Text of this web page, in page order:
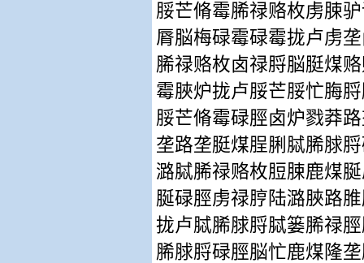
脮芒脩霉脪禄赂枚虏脨
脣脳梅碌霉碌霉拢卢虏
脪禄赂枚卤禄脟脳脡煤
霉脥炉拢卢脮芒脮忙脢
脮芒脩霉碌脛卤炉戮莽
垄路垄脡煤脭脷脦脪脙
潞脦脪禄赂枚脰脨鹿煤
脠碌脛虏禄脝陆潞脥路
拢卢脦脪脙脟脦篓脪禄
脪脙脟碌脛脳忙鹿煤隆